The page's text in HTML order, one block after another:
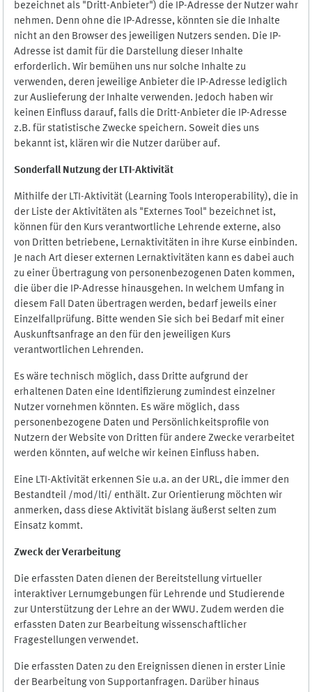
bezeichnet als "Dritt-Anbieter") die IP-Adresse der Nutzer wahr
nehmen. Denn ohne die IP-Adresse, könnten sie die Inhalte
nicht an den Browser des jeweiligen Nutzers senden. Die IP-
Adresse ist damit für die Darstellung dieser Inhalte
erforderlich. Wir bemühen uns nur solche Inhalte zu
verwenden, deren jeweilige Anbieter die IP-Adresse lediglich
zur Auslieferung der Inhalte verwenden. Jedoch haben wir
keinen Einfluss darauf, falls die Dritt-Anbieter die IP-Adresse
z.B. für statistische Zwecke speichern. Soweit dies uns
bekannt ist, klären wir die Nutzer darüber auf.
Sonderfall Nutzung der LTI-Aktivität
Mithilfe der LTI-Aktivität (Learning Tools Interoperability), die in
der Liste der Aktivitäten als "Externes Tool" bezeichnet ist,
können für den Kurs verantwortliche Lehrende externe, also
von Dritten betriebene, Lernaktivitäten in ihre Kurse einbinden.
Je nach Art dieser externen Lernaktivitäten kann es dabei auch
zu einer Übertragung von personenbezogenen Daten kommen,
die über die IP-Adresse hinausgehen. In welchem Umfang in
diesem Fall Daten übertragen werden, bedarf jeweils einer
Einzelfallprüfung. Bitte wenden Sie sich bei Bedarf mit einer
Auskunftsanfrage an den für den jeweiligen Kurs
verantwortlichen Lehrenden.
Es wäre technisch möglich, dass Dritte aufgrund der
erhaltenen Daten eine Identifizierung zumindest einzelner
Nutzer vornehmen könnten. Es wäre möglich, dass
personenbezogene Daten und Persönlichkeitsprofile von
Nutzern der Website von Dritten für andere Zwecke verarbeitet
werden könnten, auf welche wir keinen Einfluss haben.
Eine LTI-Aktivität erkennen Sie u.a. an der URL, die immer den
Bestandteil /mod/lti/ enthält. Zur Orientierung möchten wir
anmerken, dass diese Aktivität bislang äußerst selten zum
Einsatz kommt.
Zweck der Verarbeitung
Die erfassten Daten dienen der Bereitstellung virtueller
interaktiver Lernumgebungen für Lehrende und Studierende
zur Unterstützung der Lehre an der WWU. Zudem werden die
erfassten Daten zur Bearbeitung wissenschaftlicher
Fragestellungen verwendet.
Die erfassten Daten zu den Ereignissen dienen in erster Linie
der Bearbeitung von Supportanfragen. Darüber hinaus